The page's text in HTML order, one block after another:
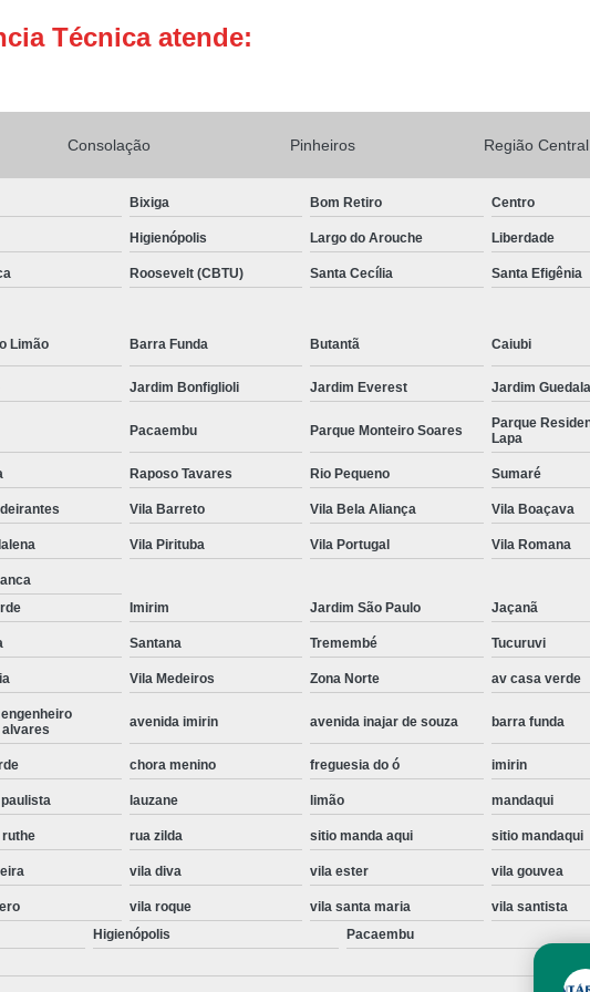
Conserto Adega de Vinho
Conserto de Adega de Vinho
Conserto de Adega
Assistencia Tecnica e Conserto Geladeira Expositora
Conserto de Geladeira Expositora de Bebidas
Conserto
Conserto e Assistencia de Geladeira
Conserto e Manutenção de Geladeira Expositora
Conserto para Geladeira Expositora de Bar
Brastemp Instalação Fogão
Instalação de Fogão
Instalação de Fogão Gás
Instalação Fogão Brastemp
Instalação Fogão Cooktop
Instalação de Maquina de Lavar Roupa
Instalação de
Instalação Eletrica Maquina de Lavar Roupa
Instalação Maquina de Lavar Samsung
Instalação para Maquina de Lavar Roupa
Instalar
Instalar Maquina Lavar Roupa
Maquina de
Instalação de Lava e Seca Samsung
Instalação
Instalação Lava e Seca
Instalação Lava e Seca
Lava e Seca Samsung Instalação
Samsung
Manutenção de Fogão
Manutenção de Fogão a Gas
Manutenção de Fogão Electrolux
Técnica atende:
Consolação Pinheiros Região Central
Bixiga Bom Retiro Centro
Higienópolis Largo do Arouche Liberdade
Roosevelt (CBTU) Santa Cecília Santa Efigênia
Limão Barra Funda Butantã Caiubi
Jardim Bonfiglioli Jardim Everest Jardim Guedala
Pacaembu Parque Monteiro Soares
Parque
Lapa
Raposo Tavares Rio Pequeno Sumaré
Vila Barreto Vila Bela Aliança Vila Boaçava
Vila Pirituba Vila Portugal Vila Romana
Imirim Jardim São Paulo Jaçanã
Santana Tremembé Tucuruvi
Vila Medeiros Zona Norte av casa verde
avenida imirin avenida inajar de souza barra funda
chora menino freguesia do ó imirin
paulista lauzane limão mandaqui
ruthe rua zilda sitio manda aqui sitio mandaqui
vila diva vila ester vila gouvea
vila roque vila santa maria
vila santista
Higienópolis Pacaembu